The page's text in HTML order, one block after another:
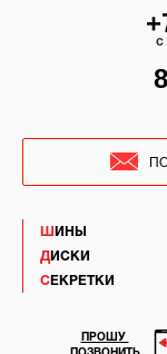
ШИНЫ
ДИСКИ
СЕКРЕТКИ
c
ПРОШУ